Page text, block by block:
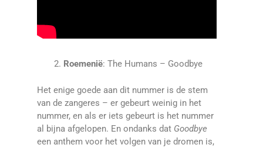
Roemenië: The Humans – Goodbye
Het enige goede aan dit nummer is de stem
van de zangeres – er gebeurt weinig in het
nummer, en als er iets gebeurt is het nummer
al bijna afgelopen. En ondanks dat Goodbye
een anthem voor het volgen van je dromen is,